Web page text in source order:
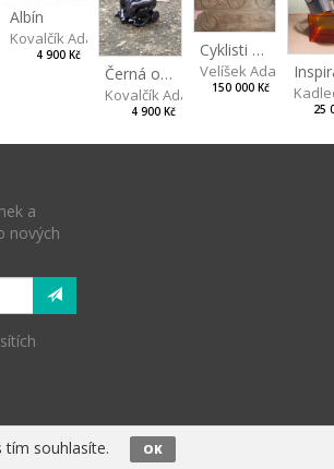
tím souhlasíte. OK
Albín
Kovalčík Adam
4 900 Kč
Černá opice
Kovalčík Adam
4 900 Kč
Cyklisti Color
Velíšek Adam
150 000 Kč
25
a
nových